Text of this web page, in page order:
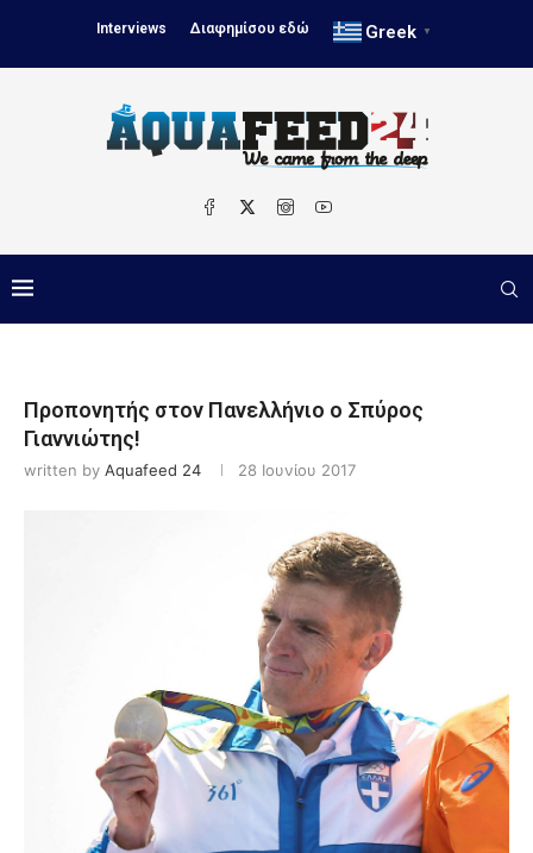
Interviews Διαφημίσου εδώ Greek ▼
Προπονητής στον Πανελλήνιο ο Σπύρος
Γιαννιώτης!
written by Aquafeed 24 28 Ιουνίου 2017